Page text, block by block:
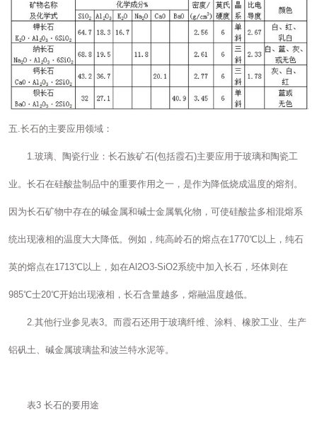
五.长石的主要应用领域：
1.玻璃、陶瓷行业：长石族矿石(包括霞石)主要应用于玻璃和陶瓷工
业。长石在硅酸盐制品中的重要作用之一，是作为降低烧成温度的熔剂。
因为长石矿物中存在的碱金属和碱士金属氧化物，可使硅酸盐多相混熔系
统出现液相的温度大大降低。例如，纯高岭石的熔点在1770℃以上，纯石
英的熔点在1713℃以上，如在Al2O3-SiO2系统中加入长石，坯体则在
985℃士20℃开始出现液相，长石含量越多，熔融温度越低。
2.其他行业参见表3。而霞石还用于玻璃纤维、涂料、橡胶工业、生产
铝矾土、碱金属玻璃盐和波兰特水泥等。
表3 长石的要用途